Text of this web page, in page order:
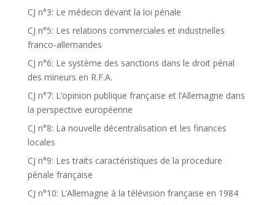
CJ n°3: Le médecin devant la loi pénale
CJ n°5: Les relations commerciales et industrielles
franco-allemandes
CJ n°6: Le système des sanctions dans le droit pénal
des mineurs en R.F.A.
CJ n°7: L’opinion publique française et l’Allemagne dans
la perspective européenne
CJ n°8: La nouvelle décentralisation et les finances
locales
CJ n°9: Les traits caractéristiques de la procedure
pénale française
CJ n°10: L’Allemagne à la télévision française en 1984